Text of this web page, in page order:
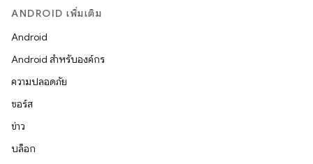
ANDROID เพิ่มเติม
Android
Android สำหรับองค์กร
ความปลอดภัย
ซอร์ส
ข่าว
บล็อก